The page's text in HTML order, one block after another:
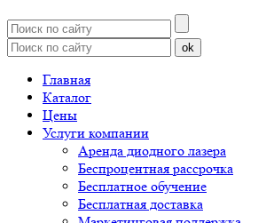
ok
Главная
Каталог
Цены
Услуги компании
Аренда диодного лазера
Беспроцентная рассрочка
Бесплатное обучение
Бесплатная доставка